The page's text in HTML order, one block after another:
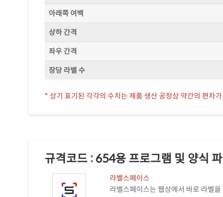
아래쪽 여백
상하 간격
좌우 간격
장당 라벨 수
* 상기 표기된 각각의 수치는 제품 생산 공정상 약간의 편차
규격코드 : 654용 프로그램 및 양식
라벨스페이스
라벨스페이스는 웹상에서 바로 라벨